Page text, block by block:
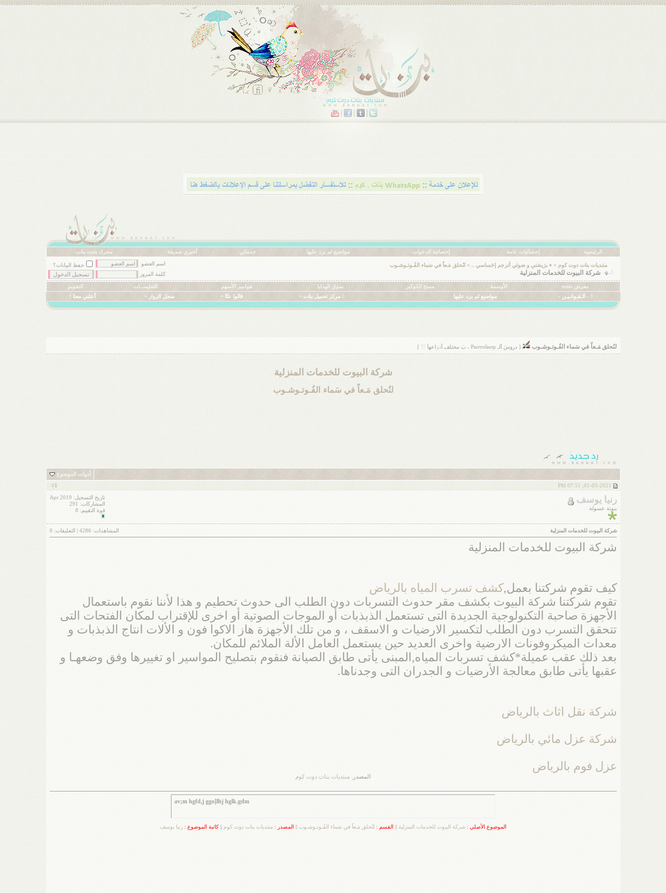
الرئيسية إحصائيات عامة إحصائية الدعوات مواضيع لم يرد عليها خدماتي أخبري صديقة محرك بحث بنات
منتديات بنات دوت كوم > ♦ برَيشتي و ضوئي أترجم إحَساسي .. > لنُحلق مَـعاً في سَماء الفُـوتـوشـوب
شركة البيوت للخدمات المنزلية
اسم العضو
حفظ البيانات؟
كلمة المرور
معرض mms الأوسمة مسح الكوكيز سوق الهدايا هوامير الأسهم التعليمـــات
التقويم
◊ - الـقـوانـيـن -
مواضيع لم يرد عليها ◊ مركز تحميل بنات ~ قالوا عنّا ~ سجل الزوار ~ أعلني معنا !
لنُحلق مَـعاً في سَماء الفُـوتـوشـوب [ دروسَ ﺂلـ Pнσтσšнσp ، بَ مختلف ﺂنۊاعهاَ ♡ ]
شركة البيوت للخدمات المنزلية
لنُحلق مَـعاً في سَماء الفُـوتـوشـوب
أدوات الموضوع
1
رنيا يوسف
بنوتة عسولة
تاريخ التسجيل: Apr 2019
المشاركات: 291
قوة التقييم: 8
المشاهدات: 4286 | التعليقات: 0 شركة البيوت للخدمات المنزلية
شركة البيوت للخدمات المنزلية
كيف تقوم شركتنا بعمل,كشف تسرب المياه بالرياض
تقوم شركتنا شركة البيوت بكشف مقر حدوث التسربات دون الطلب الى حدوث تحطيم و هذا لأننا نقوم باستعمال
الأجهزة صاحبة التكنولوجية الجديدة التى تستعمل الذبذبات أو الموجات الصوتية أو اخرى للإقتراب لمكان الفتحات التى
تتحقق التسرب دون الطلب لتكسير الارضيات و الاسقف ، و من تلك الأجهزة هاز الاكوا فون و الألات انتاج الذبذبات و
معدات الميكروفونات الارضية واخرى العديد حين يستعمل العامل الألة الملائم للمكان.
بعد ذلك عقب عميلة*كشف تسربات المياه,المبنى يأتى طابق الصيانة فنقوم بتصليح المواسير او تغييرها وفق وضعهـا و
عقبها يأتى طابق معالجة الأرضيات و الجدران التى وجدناها.
شركة نقل اثاث بالرياض
شركة عزل مائي بالرياض
عزل فوم بالرياض
المصدر: منتديات بنات دوت كوم
av;m hgfd,j ggo]lhj hglk.gdm
الموضوع الأصلي :شركة البيوت للخدمات المنزلية القسم : لنُحلق مَـعاً في سَماء الفُـوتـوشـوب المصدر : منتديات بنات دوت كوم ||كاتبة الموضوع :رنيا يوسف